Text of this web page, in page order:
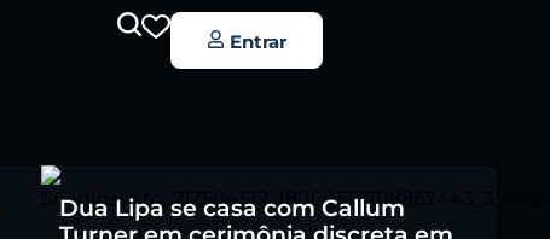
Entrar
Dua Lipa se casa com Callum